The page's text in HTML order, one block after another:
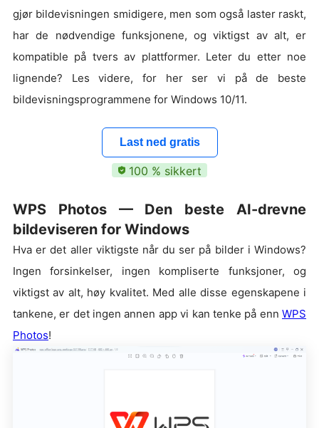
gjør bildevisningen smidigere, men som også laster raskt,
har de nødvendige funksjonene, og viktigst av alt, er
kompatible på tvers av plattformer. Leter du etter noe
lignende? Les videre, for her ser vi på de beste
bildevisningsprogrammene for Windows 10/11.
Last ned gratis
100 % sikkert
WPS Photos — Den beste AI-drevne
bildeviseren for Windows
Hva er det aller viktigste når du ser på bilder i Windows?
Ingen forsinkelser, ingen kompliserte funksjoner, og
viktigst av alt, høy kvalitet. Med alle disse egenskapene i
tankene, er det ingen annen app vi kan tenke på enn WPS
Photos!